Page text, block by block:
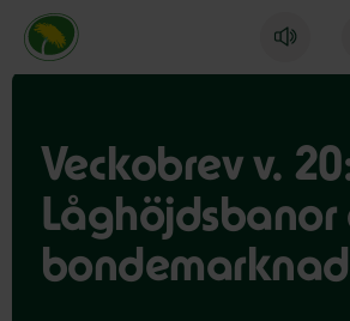
Miljöpartiet de gröna, startsida
Veckobrev v.
Låghöjdsbanor